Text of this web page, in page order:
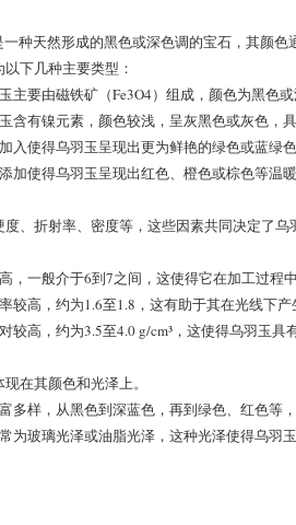
种天然形成的黑色或深色调的宝石，其颜
下几种主要类型：
主要由磁铁矿（Fe3O4）组成，颜色为黑色
含有镍元素，颜色较浅，呈灰黑色或灰色，
入使得乌羽玉呈现出更为鲜艳的绿色或蓝绿
加使得乌羽玉呈现出红色、橙色或棕色等温
、折射率、密度等，这些因素共同决定了
，一般介于6到7之间，这使得它在加工过程
较高，约为1.6至1.8，这有助于其在光线下
较高，约为3.5至4.0 g/cm³，这使得乌羽玉具
在其颜色和光泽上。
多样，从黑色到深蓝色，再到绿色、红色等
为玻璃光泽或油脂光泽，这种光泽使得乌羽